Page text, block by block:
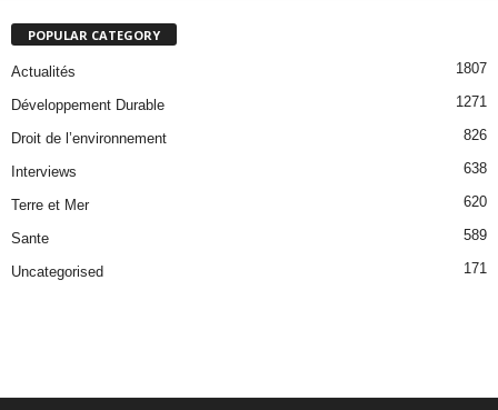
POPULAR CATEGORY
Actualités 1807
Développement Durable 1271
Droit de l’environnement 826
Interviews 638
Terre et Mer 620
Sante 589
Uncategorised 171